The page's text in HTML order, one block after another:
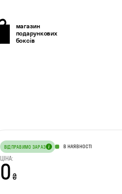
магазин
подарункових
боксів
ВІДПРАВИМО ЗАРАЗ В НАЯВНОСТІ
ЦІНА:
0 ₴